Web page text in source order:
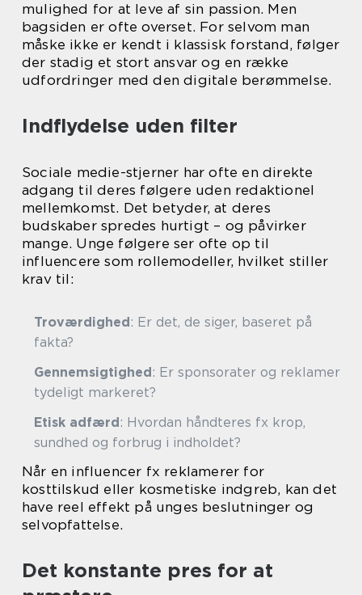
mulighed for at leve af sin passion. Men
bagsiden er ofte overset. For selvom man
måske ikke er kendt i klassisk forstand, følger
der stadig et stort ansvar og en række
udfordringer med den digitale berømmelse.
Indflydelse uden filter
Sociale medie-stjerner har ofte en direkte
adgang til deres følgere uden redaktionel
mellemkomst. Det betyder, at deres
budskaber spredes hurtigt – og påvirker
mange. Unge følgere ser ofte op til
influencere som rollemodeller, hvilket stiller
krav til:
Troværdighed: Er det, de siger, baseret på
fakta?
Gennemsigtighed: Er sponsorater og reklamer
tydeligt markeret?
Etisk adfærd: Hvordan håndteres fx krop,
sundhed og forbrug i indholdet?
Når en influencer fx reklamerer for
kosttilskud eller kosmetiske indgreb, kan det
have reel effekt på unges beslutninger og
selvopfattelse.
Det konstante pres for at